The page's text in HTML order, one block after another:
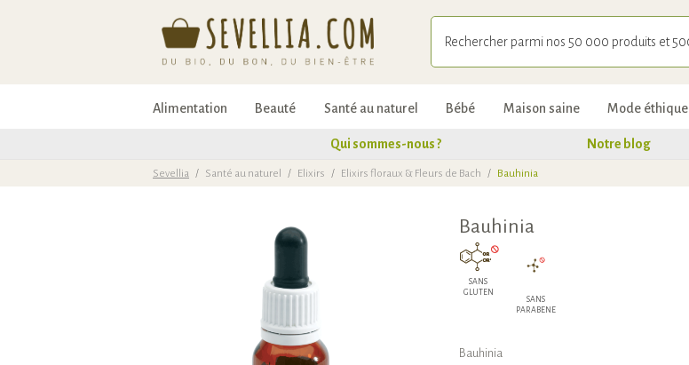
Alimentation Beauté Santé au naturel Bébé Maison saine Mode éthique
Qui sommes-nous ? Notre blog
Sevellia / Santé au naturel / Elixirs / Elixirs floraux & Fleurs de Bach / Bauhinia
Bauhinia
SANS
GLUTEN
SANS
PARABENE
Bauhinia